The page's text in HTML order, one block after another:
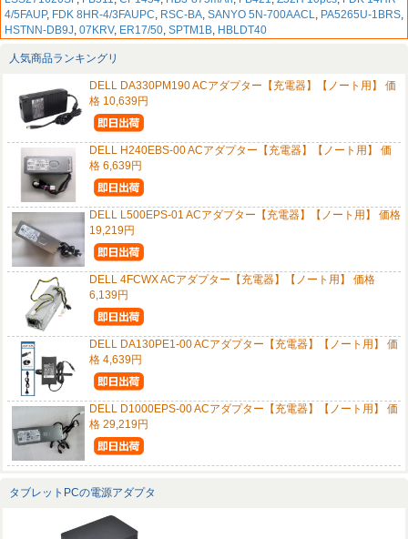
4/5FAUP, FDK 8HR-4/3FAUPC, RSC-BA, SANYO 5N-700AACL, PA5265U-1BRS,
HSTNN-DB9J, 07KRV, ER17/50, SPTM1B, HBLDT40
人気商品ランキングリ
DELL DA330PM190 ACアダプター【充電器】【ノート用】 価
格 10,639円
DELL H240EBS-00 ACアダプター【充電器】【ノート用】 価
格 6,639円
DELL L500EPS-01 ACアダプター【充電器】【ノート用】 価格
19,219円
DELL 4FCWX ACアダプター【充電器】【ノート用】 価格
6,139円
DELL DA130PE1-00 ACアダプター【充電器】【ノート用】 価
格 4,639円
DELL D1000EPS-00 ACアダプター【充電器】【ノート用】 価
格 29,219円
タブレットPCの電源アダプタ